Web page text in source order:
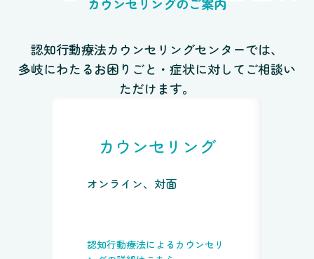
認知行動療法カウンセリングセンターでは、
多岐にわたるお困りごと・症状に対してご相談い
ただけます。
カウンセリング
オンライン、対面
認知行動療法によるカウンセリ